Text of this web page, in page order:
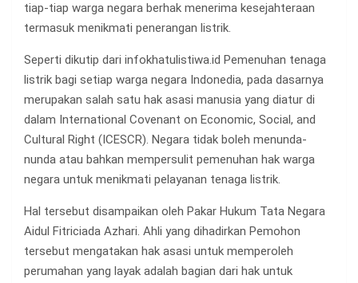
tiap-tiap warga negara berhak menerima kesejahteraan
termasuk menikmati penerangan listrik.
Seperti dikutip dari infokhatulistiwa.id Pemenuhan tenaga
listrik bagi setiap warga negara Indonedia, pada dasarnya
merupakan salah satu hak asasi manusia yang diatur di
dalam International Covenant on Economic, Social, and
Cultural Right (ICESCR). Negara tidak boleh menunda-
nunda atau bahkan mempersulit pemenuhan hak warga
negara untuk menikmati pelayanan tenaga listrik.
Hal tersebut disampaikan oleh Pakar Hukum Tata Negara
Aidul Fitriciada Azhari. Ahli yang dihadirkan Pemohon
tersebut mengatakan hak asasi untuk memperoleh
perumahan yang layak adalah bagian dari hak untuk